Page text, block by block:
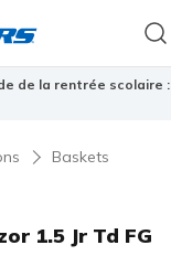
de la rentrée scolaire :
Baskets
1.5 Jr Td FG